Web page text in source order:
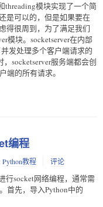
threading模块实现了一个简
是可以的，但是如果要在
得很周到，为了满足我们
模块。socketserver在内部
发处理多个客户端请求的
socketserver服务端都会创
端的所有请求。
编程
Python教程 评论
行socket网络编程，通常需
首先，导入Python中的